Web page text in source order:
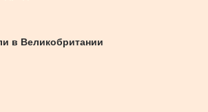
в Великобритании